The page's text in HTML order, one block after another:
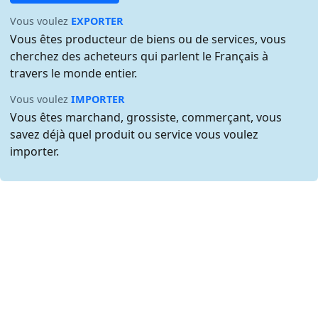
Vous voulez EXPORTER
Vous êtes producteur de biens ou de services, vous
cherchez des acheteurs qui parlent le Français à
travers le monde entier.
Vous voulezIMPORTER
Vous êtes marchand, grossiste, commerçant, vous
savez déjà quel produit ou service vous voulez
importer.